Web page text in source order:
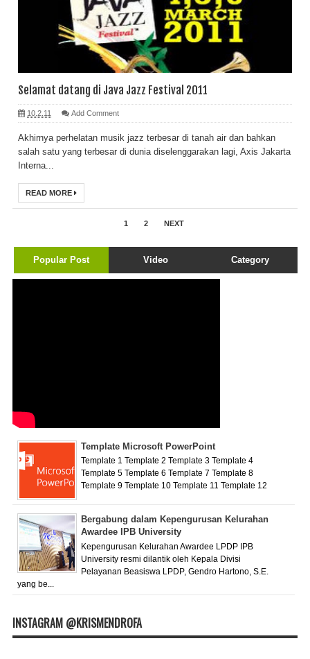
Selamat datang di Java Jazz Festival 2011
10.2.11 Add Comment
Akhirnya perhelatan musik jazz terbesar di tanah air dan bahkan
salah satu yang terbesar di dunia diselenggarakan lagi, Axis Jakarta
Interna...
READ MORE
1 2 NEXT
Popular Post Video Category
Template Microsoft PowerPoint
Template 1 Template 2 Template 3 Template 4
Template 5 Template 6 Template 7 Template 8
Template 9 Template 10 Template 11 Template 12
Bergabung dalam Kepengurusan Kelurahan
Awardee IPB University
Kepengurusan Kelurahan Awardee LPDP IPB
University resmi dilantik oleh Kepala Divisi
Pelayanan Beasiswa LPDP, Gendro Hartono, S.E.
yang be...
INSTAGRAM @KRISMENDROFA